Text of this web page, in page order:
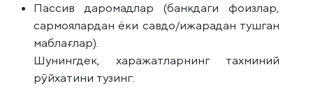
Пассив даромадлар (банкдаги фоизлар,
сармоялардан ёки савдо/ижарадан тушган
маблағлар).
Шунингдек, харажатларнинг тахминий
рўйхатини тузинг: